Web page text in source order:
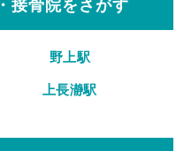
接骨院をさがす
野上駅
上長瀞駅